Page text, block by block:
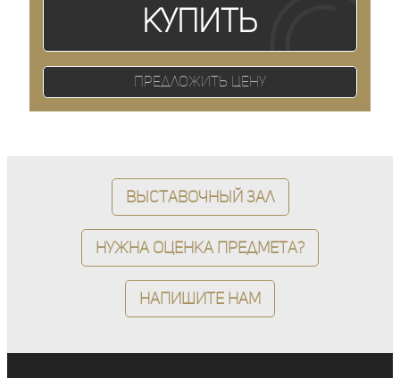
Купить
Предложить цену
Выставочный зал
Нужна оценка предмета?
Напишите нам